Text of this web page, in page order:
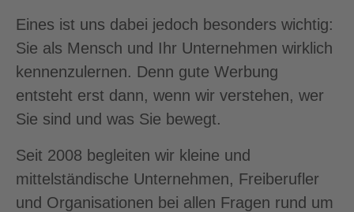
Eines ist uns dabei jedoch besonders wichtig:
Sie als Mensch und Ihr Unternehmen wirklich
kennenzulernen. Denn gute Werbung
entsteht erst dann, wenn wir verstehen, wer
Sie sind und was Sie bewegt.
Seit 2008 begleiten wir kleine und
mittelständische Unternehmen, Freiberufler
und Organisationen bei allen Fragen rund um